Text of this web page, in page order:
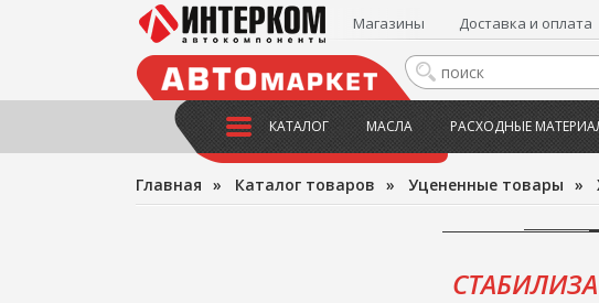
Магазины Доставка и оплата
КАТАЛОГ МАСЛА РАСХОДНЫЕ
Главная » Каталог товаров » Уцененные товары »